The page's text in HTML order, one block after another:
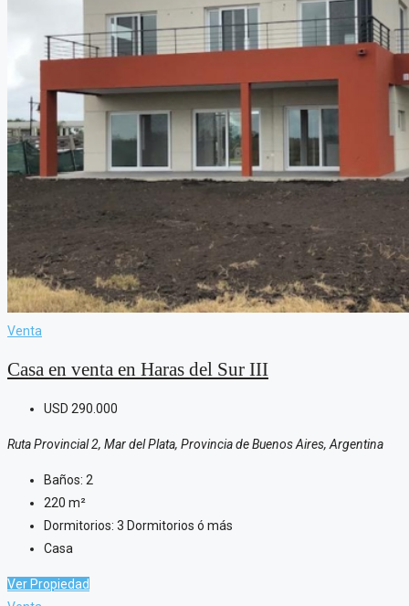
Venta
Casa en venta en Haras del Sur III
USD 290.000
Ruta Provincial 2, Mar del Plata, Provincia de Buenos Aires, Argentina
Baños: 2
220 m²
Dormitorios: 3 Dormitorios ó más
Casa
Ver Propiedad